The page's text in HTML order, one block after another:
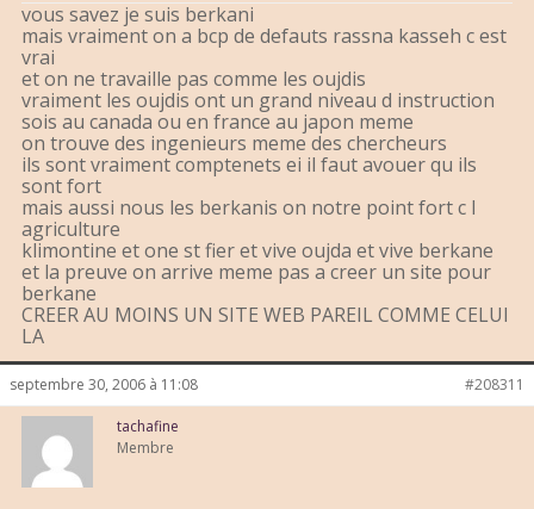
vous savez je suis berkani
mais vraiment on a bcp de defauts rassna kasseh c est
vrai
et on ne travaille pas comme les oujdis
vraiment les oujdis ont un grand niveau d instruction
sois au canada ou en france au japon meme
on trouve des ingenieurs meme des chercheurs
ils sont vraiment comptenets ei il faut avouer qu ils
sont fort
mais aussi nous les berkanis on notre point fort c l
agriculture
klimontine et one st fier et vive oujda et vive berkane
et la preuve on arrive meme pas a creer un site pour
berkane
CREER AU MOINS UN SITE WEB PAREIL COMME CELUI
LA
septembre 30, 2006 à 11:08 #208311
tachafine
Membre